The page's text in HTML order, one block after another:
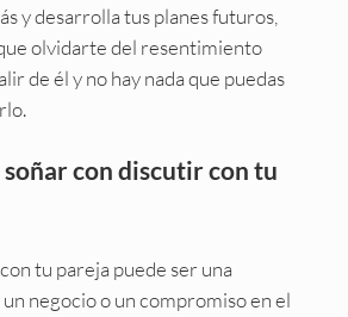
y desarrolla tus planes futuros,
olvidarte del resentimiento
de él y no hay nada que puedas
con discutir con tu
tu pareja puede ser una
negocio o un compromiso en el